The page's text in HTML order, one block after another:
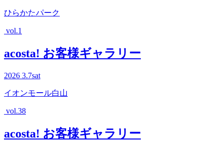
ひらかたパーク
vol.1
acosta! お客様ギャラリー
2026 3.7sat
イオンモール白山
vol.38
acosta! お客様ギャラリー